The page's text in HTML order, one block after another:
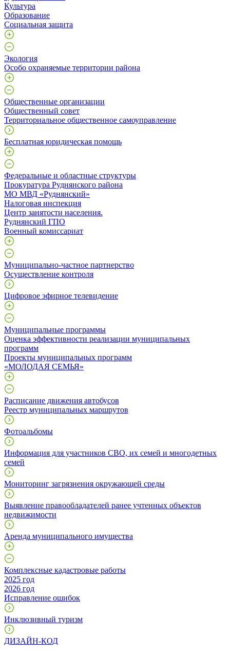
Культура
Образование
Социальная защита
Экология
Особо охраняемые территории района
Общественные организации
Общественный совет
Территориальное общественное самоуправление
Бесплатная юридическая помощь
Федеральные и областные структуры
Прокуратура Руднянского района
МО МВД «Руднянский»
Налоговая инспекция
Центр занятости населения.
Руднянский ГПО
Военный комиссариат
Муниципально-частное партнерство
Осуществление контроля
Цифровое эфирное телевидение
Муниципальные программы
Оценка эффективности реализации муниципальных
программ
Проекты муниципальных программ
«МОЛОДАЯ СЕМЬЯ»
Расписание движения автобусов
Реестр муниципальных маршрутов
Фотоальбомы
Информация для участников СВО, их семей и многодетных
семей
Мониторинг загрязнения окружающей среды
Выявление правообладателей ранее учтенных объектов
недвижимости
Аренда муниципального имущества
Комплексные кадастровые работы
2025 год
2026 год
Исправление ошибок
Инклюзивный туризм
ДИЗАЙН-КОД